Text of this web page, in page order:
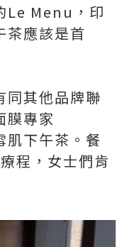
Le Menu，印
茶應該是首
同其他品牌聯
膜專家
下午茶。餐
程，女士們肯